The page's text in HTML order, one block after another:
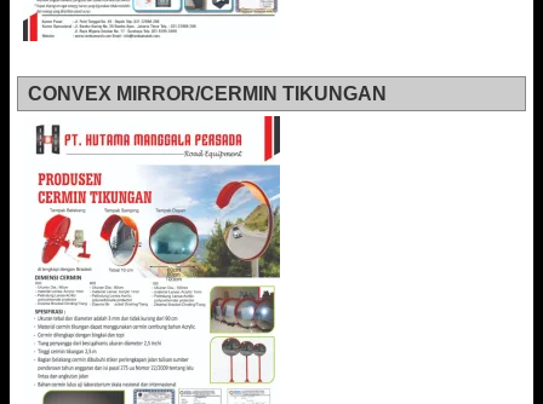
CONVEX MIRROR/CERMIN TIKUNGAN